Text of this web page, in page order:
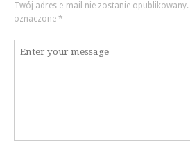
Twój adres e-mail nie zostanie opublikowany.
oznaczone *
Komentarz